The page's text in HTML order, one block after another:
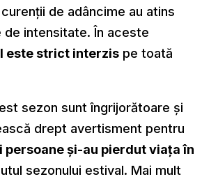
de adâncime au atins
de intensitate. În aceste
este strict interzis pe toată
sezon sunt îngrijorătoare și
drept avertisment pentru
persoane și-au pierdut viața în
sezonului estival. Mai mult